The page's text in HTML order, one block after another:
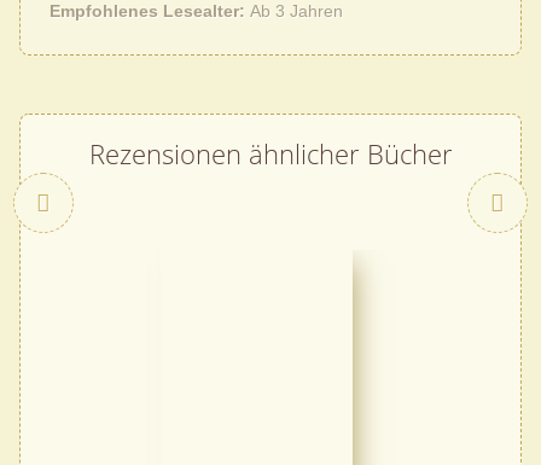
Empfohlenes Lesealter Ab 3 Jahren
Rezensionen ähnlicher Bücher